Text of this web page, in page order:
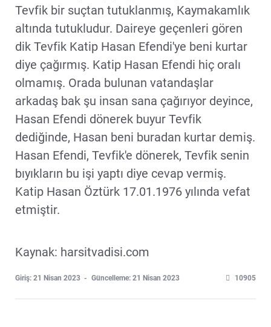
Tevfik bir suçtan tutuklanmış, Kaymakamlık
altında tutukludur. Daireye geçenleri gören
dik Tevfik Katip Hasan Efendi'ye beni kurtar
diye çağırmış. Katip Hasan Efendi hiç oralı
olmamış. Orada bulunan vatandaşlar
arkadaş bak şu insan sana çağırıyor deyince,
Hasan Efendi dönerek buyur Tevfik
dediğinde, Hasan beni buradan kurtar demiş.
Hasan Efendi, Tevfik'e dönerek, Tevfik senin
bıyıkların bu işi yaptı diye cevap vermiş.
Katip Hasan Öztürk 17.01.1976 yılında vefat
etmiştir.
Kaynak: harsitvadisi.com
Giriş: 21 Nisan 2023 Güncelleme: 21 Nisan 2023 10905